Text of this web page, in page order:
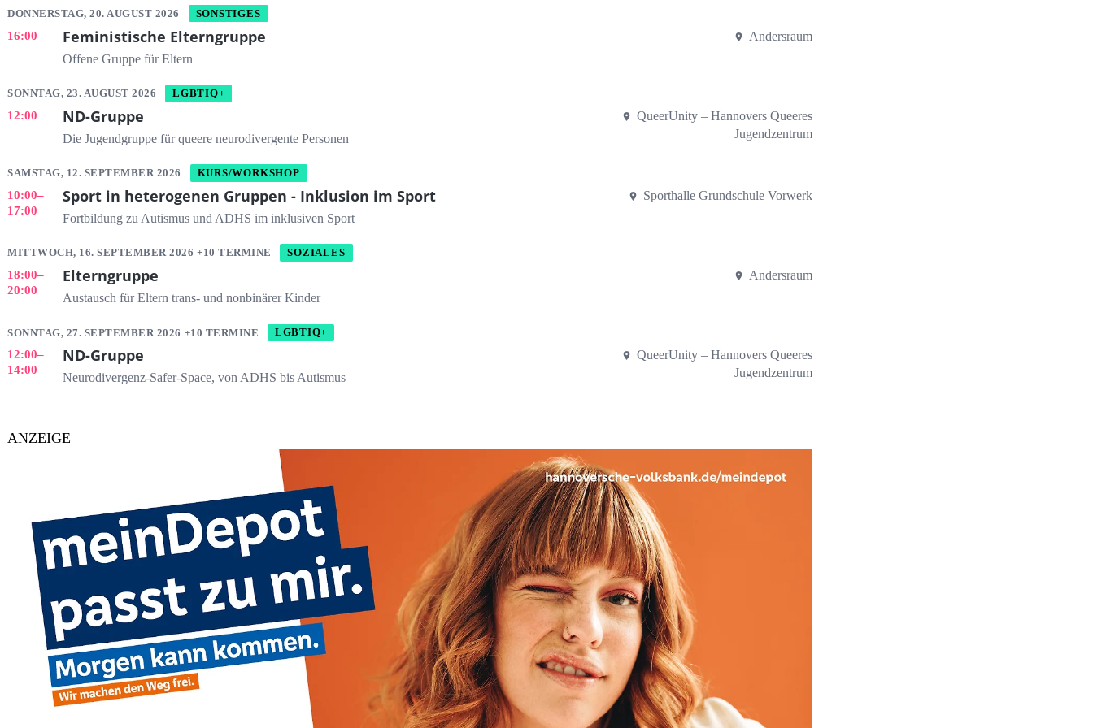
DONNERSTAG, 20. AUGUST 2026 SONSTIGES
16:00 Feministische Elterngruppe
Offene Gruppe für Eltern
Andersraum
SONNTAG, 23. AUGUST 2026 LGBTIQ+
12:00 ND-Gruppe
Die Jugendgruppe für queere neurodivergente Personen
QueerUnity – Hannovers Queeres
Jugendzentrum
SAMSTAG, 12. SEPTEMBER 2026 KURS/WORKSHOP
10:00–
17:00
Sport in heterogenen Gruppen - Inklusion im Sport
Fortbildung zu Autismus und ADHS im inklusiven Sport
Sporthalle Grundschule Vorwerk
MITTWOCH, 16. SEPTEMBER 2026 +10 TERMINE SOZIALES
18:00–
20:00
Elterngruppe
Austausch für Eltern trans- und nonbinärer Kinder
Andersraum
SONNTAG, 27. SEPTEMBER 2026 +10 TERMINE LGBTIQ+
12:00–
14:00
ND-Gruppe
Neurodivergenz-Safer-Space, von ADHS bis Autismus
QueerUnity – Hannovers Queeres
Jugendzentrum
ANZEIGE